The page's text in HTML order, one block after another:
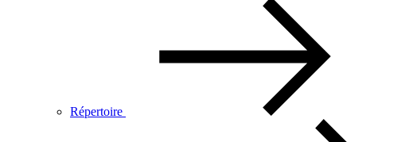
Répertoire